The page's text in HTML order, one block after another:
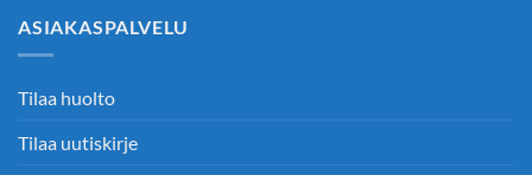
ASIAKASPALVELU
Tilaa huolto
Tilaa uutiskirje